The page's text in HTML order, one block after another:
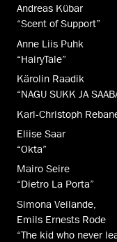
Andreas Kübar
“Scent of Support”
Anne Liis Puhk
“HairyTale”
Kärolin Raadik
“NAGU SUKK JA
Karl-Christoph
Eliise Saar
“Okta”
Mairo Seire
“Dietro La Porta”
Simona Veilande,
Emils Ernests Rode
“The kid who never